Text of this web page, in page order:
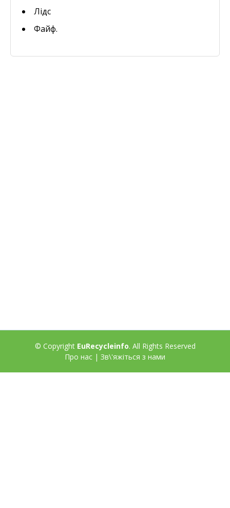
Лідс
Файф.
© Copyright EuRecycleinfo. All Rights Reserved
Про нас | Зв\'яжіться з нами